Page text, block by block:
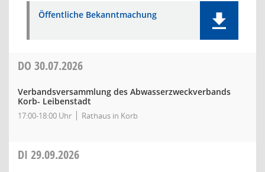
Öffentliche Bekanntmachung
DO 30.07.2026
Verbandsversammlung des Abwasserzweckverbands
Korb- Leibenstadt
17:00-18:00 Uhr Rathaus in Korb
DI 29.09.2026